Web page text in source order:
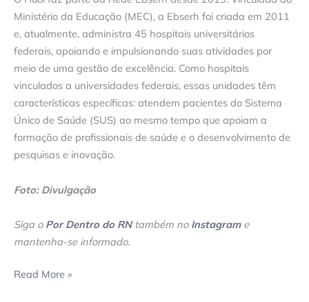
Ministério da Educação (MEC), a Ebserh foi criada em 2011
e, atualmente, administra 45 hospitais universitários
federais, apoiando e impulsionando suas atividades por
meio de uma gestão de excelência. Como hospitais
vinculados a universidades federais, essas unidades têm
características específicas: atendem pacientes do Sistema
Único de Saúde (SUS) ao mesmo tempo que apoiam a
formação de profissionais de saúde e o desenvolvimento de
pesquisas e inovação.
Foto: Divulgação
Siga o Por Dentro do RNtambém no Instagrame
mantenha-se informado.
Read More »